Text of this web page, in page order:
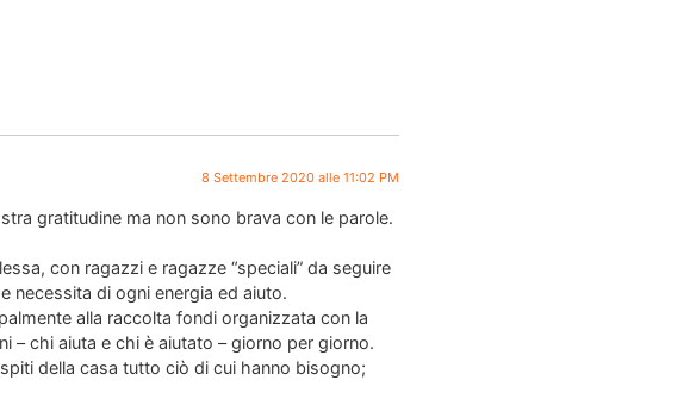
8 Settembre 2020 alle 11:02 PM
gratitudine ma non sono brava con le parole.
con ragazzi e ragazze “speciali” da seguire
necessita di ogni energia ed aiuto.
alla raccolta fondi organizzata con la
– chi aiuta e chi è aiutato – giorno per giorno.
della casa tutto ciò di cui hanno bisogno;